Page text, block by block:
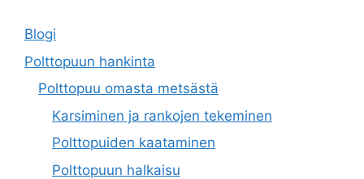
Blogi
Polttopuun hankinta
Polttopuu omasta metsästä
Karsiminen ja rankojen tekeminen
Polttopuiden kaataminen
Polttopuun halkaisu